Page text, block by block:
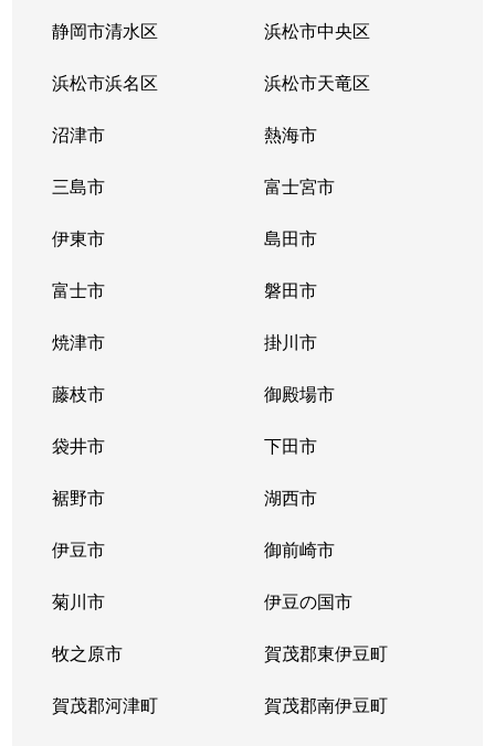
静岡市清水区 浜松市中央区
浜松市浜名区 浜松市天竜区
沼津市 熱海市
三島市 富士宮市
伊東市 島田市
富士市 磐田市
焼津市 掛川市
藤枝市 御殿場市
袋井市 下田市
裾野市 湖西市
伊豆市 御前崎市
菊川市 伊豆の国市
牧之原市 賀茂郡東伊豆町
賀茂郡河津町 賀茂郡南伊豆町